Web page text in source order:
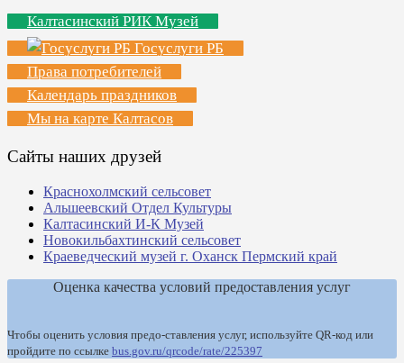
Калтасинский РИК Музей
Госуслуги РБ
Права потребителей
Календарь праздников
Мы на карте Калтасов
Сайты наших друзей
Краснохолмский сельсовет
Альшеевский Отдел Культуры
Калтасинский И-К Музей
Новокильбахтинский сельсовет
Краеведческий музей г. Оханск Пермский край
Оценка качества условий предоставления услуг
Чтобы оценить условия предо-ставления услуг, используйте QR-код или
пройдите по ссылке bus.gov.ru/qrcode/rate/225397